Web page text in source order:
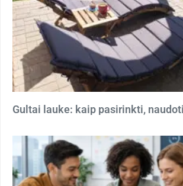
Gultai lauke: kaip pasirinkti,